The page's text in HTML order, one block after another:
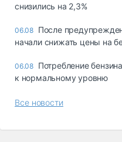
снизились на 2,3%
06.08 После
начали снижать цены на
06.08 Потребление
к нормальному уровню
Все новости